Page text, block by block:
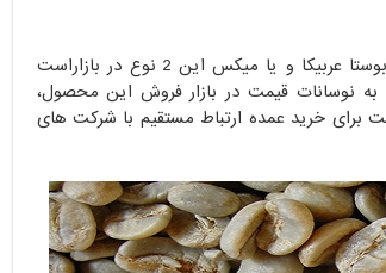
دانه قهوه رست داده شده دارای انواع گوناگونی از روبوستا عربیکا و یا میکس این 2 نوع در بازاراست
به نوسانات قیمت در بازار فروش این محصول،
برای خرید عمده ارتباط مستقیم با شرکت های